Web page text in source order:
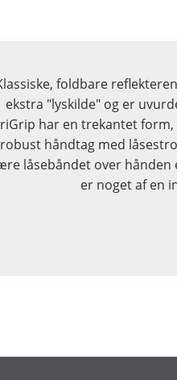
foldbare
ekstra "lyskilde" og er
har en trekantet
robust håndtag med
låsebåndet over
er noget af en